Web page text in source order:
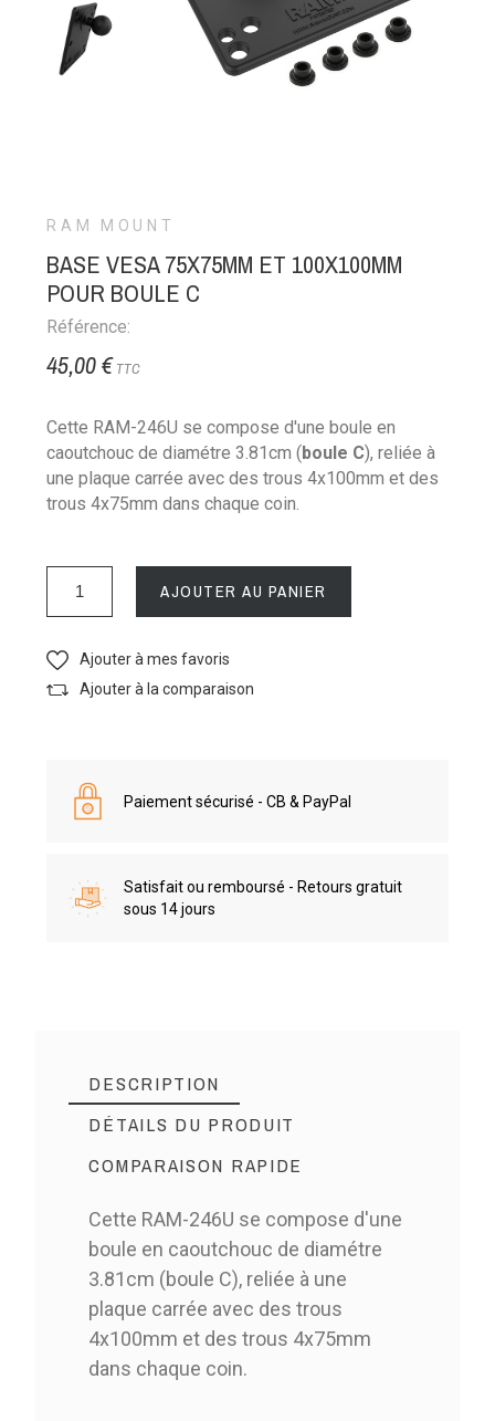
RAM MOUNT
BASE VESA 75X75MM ET 100X100MM
POUR BOULE C
Référence:
45,00 € TTC
Cette RAM-246U se compose d'une boule en
caoutchouc de diamétre 3.81cm (boule C), reliée à
une plaque carrée avec des trous 4x100mm et des
trous 4x75mm dans chaque coin.
AJOUTER AU PANIER
Ajouter à mes favoris
Ajouter à la comparaison
Paiement sécurisé - CB & PayPal
Satisfait ou remboursé - Retours gratuit
sous 14 jours
DESCRIPTION
DÉTAILS DU PRODUIT
COMPARAISON RAPIDE
Cette RAM-246U se compose d'une
boule en caoutchouc de diamétre
3.81cm (boule C), reliée à une
plaque carrée avec des trous
4x100mm et des trous 4x75mm
dans chaque coin.